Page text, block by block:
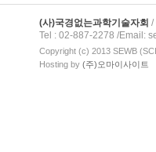
(사)국경없는과학기술자회 /
Tel : 02-887-2278 /Email:
Copyright (c) 2013 SEWB
Hosting by (주)오마이사이트